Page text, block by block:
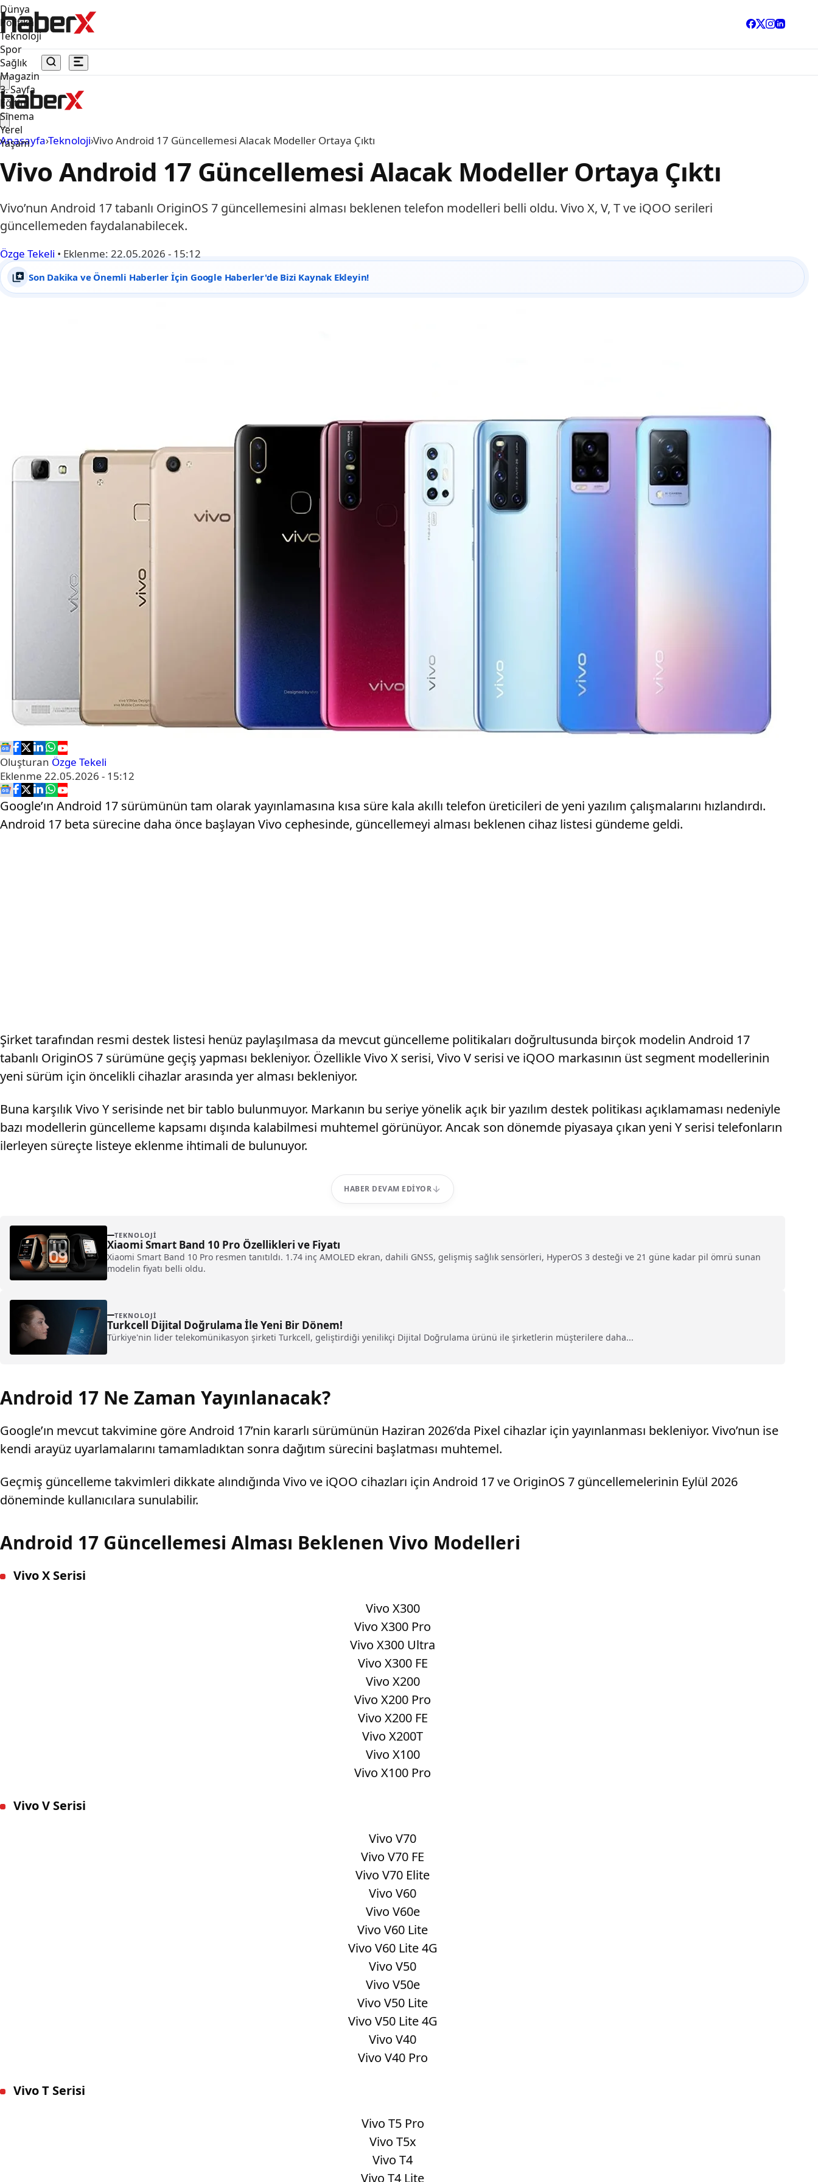
Dünya
Politika
Teknoloji
Spor
Sağlık
Magazin
3. Sayfa
Eğitim
Sinema
Yerel
Yaşam
Anasayfa›Teknoloji›Vivo Android 17 Güncellemesi Alacak Modeller Ortaya Çıktı
Vivo Android 17 Güncellemesi Alacak Modeller Ortaya Çıktı
Vivo’nun Android 17 tabanlı OriginOS 7 güncellemesini alması beklenen telefon modelleri belli oldu. Vivo X, V, T ve iQOO serileri
güncellemeden faydalanabilecek.
Özge Tekeli • Eklenme: 22.05.2026 - 15:12
Son Dakika ve Önemli Haberler İçin Google Haberler'de Bizi Kaynak Ekleyin!
Oluşturan Özge Tekeli
Eklenme 22.05.2026 - 15:12
Google’ın Android 17 sürümünün tam olarak yayınlamasına kısa süre kala akıllı telefon üreticileri de yeni yazılım çalışmalarını hızlandırdı.
Android 17 beta sürecine daha önce başlayan Vivo cephesinde, güncellemeyi alması beklenen cihaz listesi gündeme geldi.
Şirket tarafından resmi destek listesi henüz paylaşılmasa da mevcut güncelleme politikaları doğrultusunda birçok modelin Android 17
tabanlı OriginOS 7 sürümüne geçiş yapması bekleniyor. Özellikle Vivo X serisi, Vivo V serisi ve iQOO markasının üst segment modellerinin
yeni sürüm için öncelikli cihazlar arasında yer alması bekleniyor.
Buna karşılık Vivo Y serisinde net bir tablo bulunmuyor. Markanın bu seriye yönelik açık bir yazılım destek politikası açıklamaması nedeniyle
bazı modellerin güncelleme kapsamı dışında kalabilmesi muhtemel görünüyor. Ancak son dönemde piyasaya çıkan yeni Y serisi telefonların
ilerleyen süreçte listeye eklenme ihtimali de bulunuyor.
HABER DEVAM EDIYOR
TEKNOLOJI
Xiaomi Smart Band 10 Pro Özellikleri ve Fiyatı
Xiaomi Smart Band 10 Pro resmen tanıtıldı. 1.74 inç AMOLED ekran, dahili GNSS, gelişmiş sağlık sensörleri, HyperOS 3 desteği ve 21 güne kadar pil ömrü sunan
modelin fiyatı belli oldu.
TEKNOLOJI
Turkcell Dijital Doğrulama İle Yeni Bir Dönem!
Türkiye'nin lider telekomünikasyon şirketi Turkcell, geliştirdiği yenilikçi Dijital Doğrulama ürünü ile şirketlerin müşterilere daha...
Android 17 Ne Zaman Yayınlanacak?
Google’ın mevcut takvimine göre Android 17’nin kararlı sürümünün Haziran 2026’da Pixel cihazlar için yayınlanması bekleniyor. Vivo’nun ise
kendi arayüz uyarlamalarını tamamladıktan sonra dağıtım sürecini başlatması muhtemel.
Geçmiş güncelleme takvimleri dikkate alındığında Vivo ve iQOO cihazları için Android 17 ve OriginOS 7 güncellemelerinin Eylül 2026
döneminde kullanıcılara sunulabilir.
Android 17 Güncellemesi Alması Beklenen Vivo Modelleri
Vivo X Serisi
Vivo X300
Vivo X300 Pro
Vivo X300 Ultra
Vivo X300 FE
Vivo X200
Vivo X200 Pro
Vivo X200 FE
Vivo X200T
Vivo X100
Vivo X100 Pro
Vivo V Serisi
Vivo V70
Vivo V70 FE
Vivo V70 Elite
Vivo V60
Vivo V60e
Vivo V60 Lite
Vivo V60 Lite 4G
Vivo V50
Vivo V50e
Vivo V50 Lite
Vivo V50 Lite 4G
Vivo V40
Vivo V40 Pro
Vivo T Serisi
Vivo T5 Pro
Vivo T5x
Vivo T4
Vivo T4 Lite